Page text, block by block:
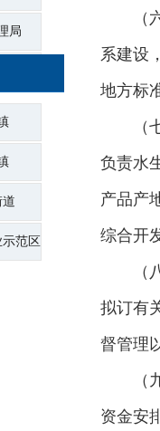
局
务局
范区
系建设
地方标
负责水
产品产
综合开
拟订有
督管理
资金安